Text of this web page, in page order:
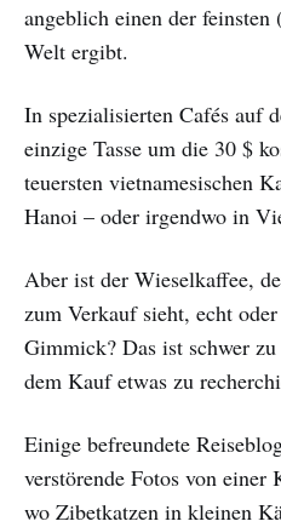
angeblich einen der feinsten
Welt ergibt.
In spezialisierten Cafés auf
einzige Tasse um die 30 $
teuersten vietnamesischen
Hanoi – oder irgendwo in
Aber ist der Wieselkaffee,
zum Verkauf sieht, echt
Gimmick? Das ist schwer
dem Kauf etwas zu
Einige befreundete
verstörende Fotos von
wo Zibetkatzen in kleinen